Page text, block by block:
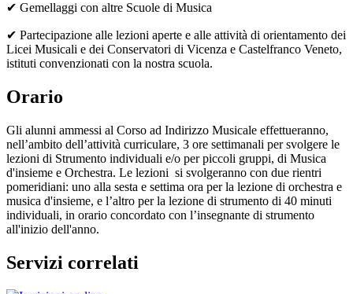
✔ Gemellaggi con altre Scuole di Musica
✔ Partecipazione alle lezioni aperte e alle attività di orientamento dei
Licei Musicali e dei Conservatori di Vicenza e Castelfranco Veneto,
istituti convenzionati con la nostra scuola.
Orario
Gli alunni ammessi al Corso ad Indirizzo Musicale effettueranno,
nell’ambito dell’attività curriculare, 3 ore settimanali per svolgere le
lezioni di Strumento individuali e/o per piccoli gruppi, di Musica
d'insieme e Orchestra. Le lezioni si svolgeranno con due rientri
pomeridiani: uno alla sesta e settima ora per la lezione di orchestra e
musica d'insieme, e l’altro per la lezione di strumento di 40 minuti
individuali, in orario concordato con l’insegnante di strumento
all'inizio dell'anno.
Servizi correlati